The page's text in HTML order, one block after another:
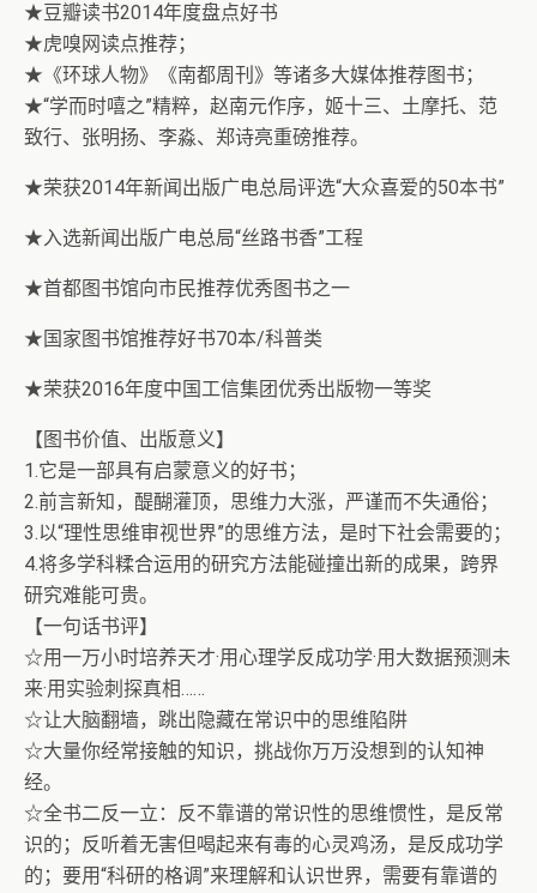
★豆瓣读书2014年度盘点好书
★虎嗅网读点推荐；
★《环球人物》《南都周刊》等诸多大媒体推荐图书；
★“学而时嘻之”精粹，赵南元作序，姬十三、土摩托、范
致行、张明扬、李淼、郑诗亮重磅推荐。
★荣获2014年新闻出版广电总局评选“大众喜爱的50本书”
★入选新闻出版广电总局“丝路书香”工程
★首都图书馆向市民推荐优秀图书之一
★国家图书馆推荐好书70本/科普类
★荣获2016年度中国工信集团优秀出版物一等奖
【图书价值、出版意义】
1.它是一部具有启蒙意义的好书；
2.前言新知，醍醐灌顶，思维力大涨，严谨而不失通俗；
3.以“理性思维审视世界”的思维方法，是时下社会需要的；
4.将多学科糅合运用的研究方法能碰撞出新的成果，跨界
研究难能可贵。
【一句话书评】
☆用一万小时培养天才·用心理学反成功学·用大数据预测未
来·用实验刺探真相……
☆让大脑翻墙，跳出隐藏在常识中的思维陷阱
☆大量你经常接触的知识，挑战你万万没想到的认知神
经。
☆全书二反一立：反不靠谱的常识性的思维惯性，是反常
识的；反听着无害但喝起来有毒的心灵鸡汤，是反成功学
的；要用“科研的格调”来理解和认识世界，需要有靠谱的